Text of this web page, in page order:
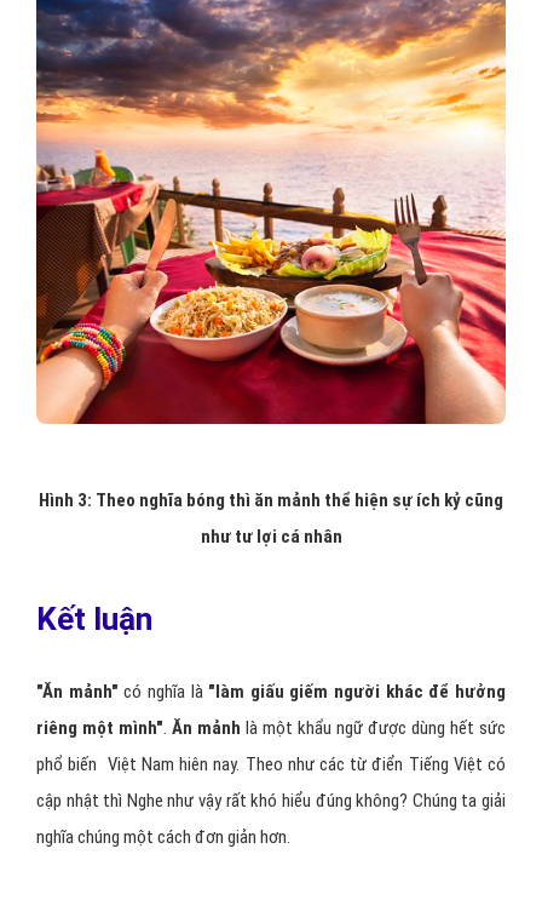
Hình 3: Theo nghĩa bóng thì ăn mảnh thể hiện sự ích kỷ cũng
như tư lợi cá nhân
Kết luận
"Ăn mảnh" có nghĩa là"làm giấu giếm người khác để hưởng
riêng một mình". Ăn mảnh là một khẩu ngữ được dùng hết sức
phổ biến Việt Nam hiên nay. Theo như các từ điển Tiếng Việt có
cập nhật thì Nghe như vậy rất khó hiểu đúng không? Chúng ta giải
nghĩa chúng một cách đơn giản hơn.